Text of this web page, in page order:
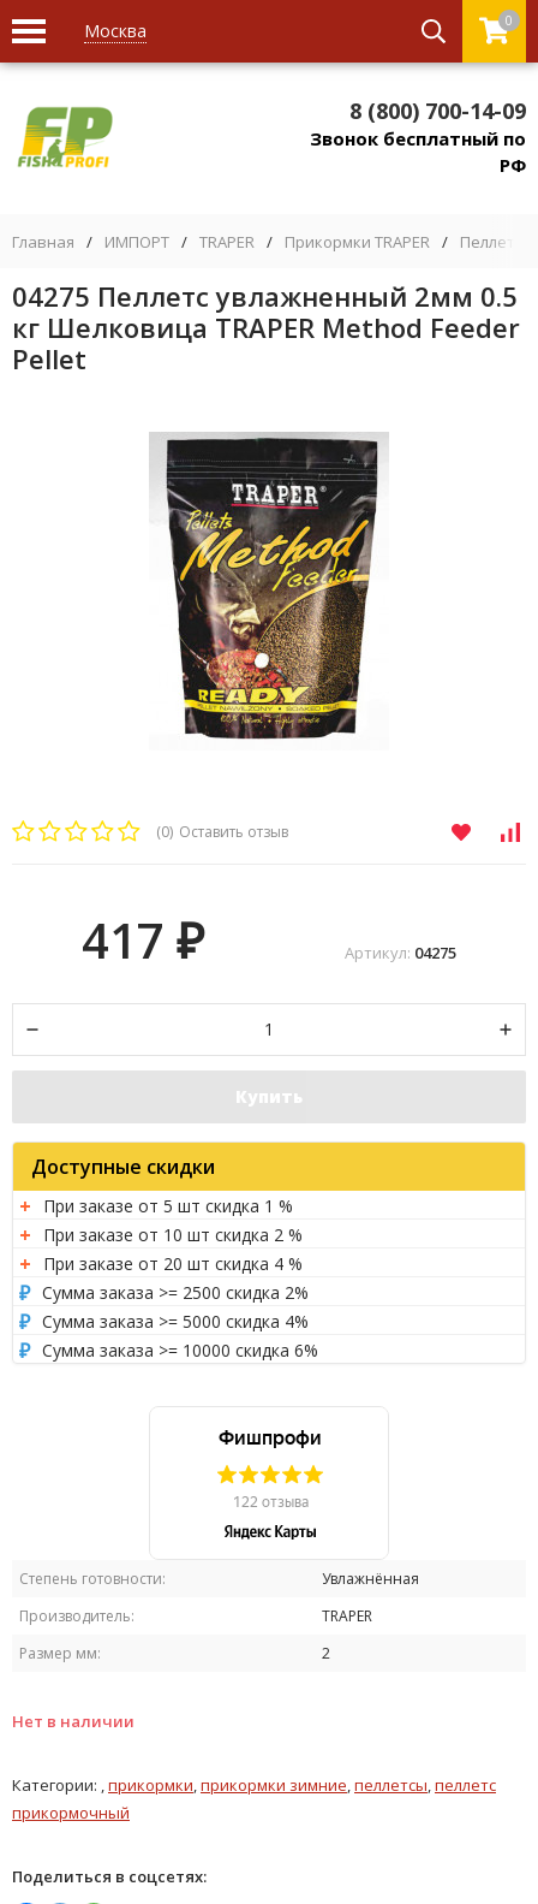
Москва 0
8 (800) 700-14-09
Звонок бесплатный по
РФ
Главная / ИМПОРТ / TRAPER / Прикормки TRAPER / Пеллетс,
04275 Пеллетс увлажненный 2мм 0.5
кг Шелковица TRAPER Method Feeder
Pellet
(0) Оставить отзыв
Степень готовности:
Увлажнённая
Производитель:
TRAPER
Размер мм:
2
Нет в наличии
Артикул: 04275
417 ₽
Купить
Доступные скидки
При заказе от 5 шт скидка 1 %
При заказе от 10 шт скидка 2 %
При заказе от 20 шт скидка 4 %
Сумма заказа >= 2500 скидка 2%
Сумма заказа >= 5000 скидка 4%
Сумма заказа >= 10000 скидка 6%
Категории: , прикормки прикормки зимние пеллетсы пеллетс
прикормочный
Поделиться в соцсетях: